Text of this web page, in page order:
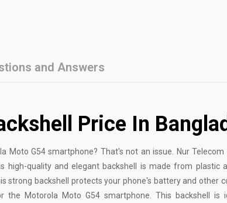
and Answers
Price In
Moto G54 smartphone? That's not an issue. Nur
high-quality and elegant backshell is made from plastic
strong backshell protects your phone's battery and other
the Motorola Moto G54 smartphone. This backshell is